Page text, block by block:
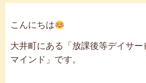
こんにちは
大井町にある「放課後等デイサ
マインド」です。